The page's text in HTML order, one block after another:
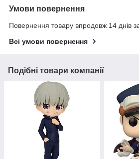
Умови повернення
Повернення товару впродовж 14 днів
Всі умови повернення
Подібні товари компанії